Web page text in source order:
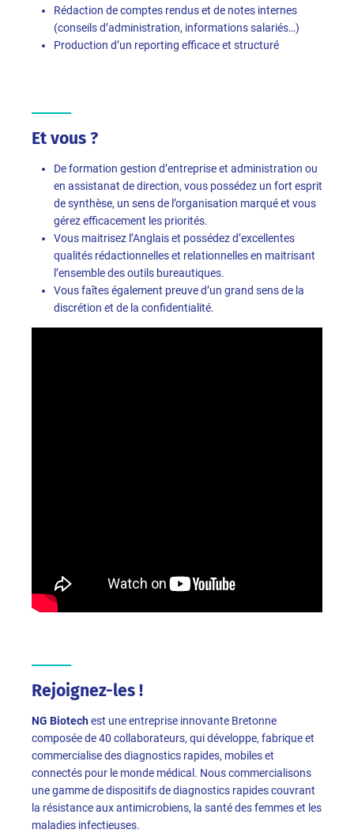
Rédaction de comptes rendus et de notes internes
(conseils d’administration, informations salariés…)
Production d’un reporting efficace et structuré
Et vous ?
De formation gestion d’entreprise et administration ou
en assistanat de direction, vous possédez un fort esprit
de synthèse, un sens de l’organisation marqué et vous
gérez efficacement les priorités.
Vous maitrisez l’Anglais et possédez d’excellentes
qualités rédactionnelles et relationnelles en maitrisant
l’ensemble des outils bureautiques.
Vous faîtes également preuve d’un grand sens de la
discrétion et de la confidentialité.
Rejoignez-les !
NG Biotechest une entreprise innovante Bretonne
composée de 40 collaborateurs, qui développe, fabrique et
commercialise des diagnostics rapides, mobiles et
connectés pour le monde médical. Nous commercialisons
une gamme de dispositifs de diagnostics rapides couvrant
la résistance aux antimicrobiens, la santé des femmes et les
maladies infectieuses.